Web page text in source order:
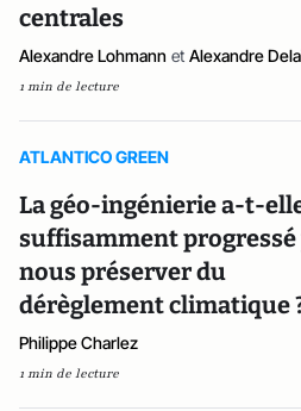
centrales
Alexandre Lohmann et Alexandre
1 min de lecture
ATLANTICO GREEN
La géo-ingénierie a-t-
suffisamment
nous préserver du
dérèglement climatique
Philippe Charlez
1 min de lecture